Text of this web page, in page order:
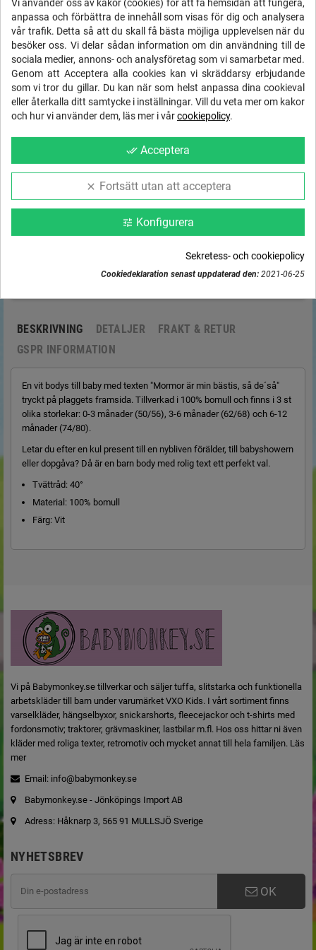
159,00 kr
Inkl. moms
Kvantitet remove add
shopping_cart LÄGG TILL I VARUKORGEN
STORLEKSGUIDE Barn
inom Sverige på order
över1000 kr
- 14 dagar - 30 dagar byte!
BESKRIVNING DETALJER
FRAKT & RETUR
GSPR INFORMATION
En vit bodys till baby med texten "Mormor är min bästis, så de´så"
tryckt på plaggets framsida. Tillverkad i 100% bomull och finns i 3 st
olika storlekar: 0-3 månader (50/56), 3-6 månader (62/68) och 6-12
månader (74/80).
Letar du efter en kul present till en nybliven förälder, till babyshowern
eller dopgåva? Då är en barn body med rolig text ett perfekt val.
Tvättråd: 40°
Material: 100% bomull
Färg: Vit
Vi på Babymonkey.se tillverkar och säljer tuffa, slitstarka och funktionella
arbetskläder till barn under varumärket VXO Kids. I vårt sortiment finns
varselkläder, hängselbyxor, snickarshorts, fleecejackor och t-shirts med
fordonsmotiv; traktorer, grävmaskiner, lastbilar m.fl. Hos oss hittar ni även
kläder med roliga texter, retromotiv och mycket annat till hela familjen. Läs
mer
Email: info@babymonkey.se
Babymonkey.se - Jönköpings Import AB
Adress: Håknarp 3, 565 91 MULLSJÖ Sverige
NYHETSBREV
OK
Vi använder oss av kakor (cookies) för att få hemsidan att fungera,
anpassa och förbättra de innehåll som visas för dig och analysera
vår trafik. Detta så att du skall få bästa möjliga upplevelsen när du
besöker oss. Vi delar sådan information om din användning till de
sociala medier, annons- och analysföretag som vi samarbetar med.
Genom att Acceptera alla cookies kan vi skräddarsy erbjudande
som vi tror du gillar. Du kan när som helst anpassa dina cookieval
eller återkalla ditt samtycke i inställningar. Vill du veta mer om kakor
och hur vi använder dem, läs mer i vårcookiepolicy.
done_all Acceptera
clear Fortsätt utan att acceptera
tune Konfigurera
Sekretess- och cookiepolicy
Cookiedeklaration senast uppdaterad den: 2021-06-25